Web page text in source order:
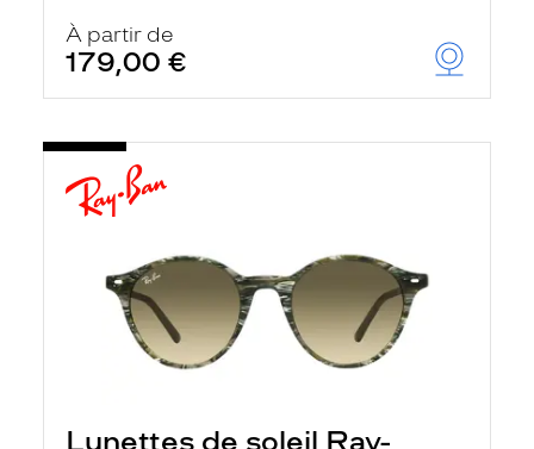
À partir de
179,00 €
Lunettes de soleil Ray-